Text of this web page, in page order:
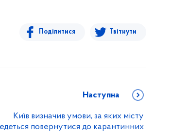
Поділитися Твітнути
Наступна
Київ визначив умови, за яких місту
повернутися до карантинних